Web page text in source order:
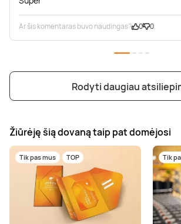
Ar šis komentaras buvo naudingas? 0 0
Rodyti daugiau
Žiūrėję šią dovaną taip pat domėjosi
Tik pas mus TOP Tik